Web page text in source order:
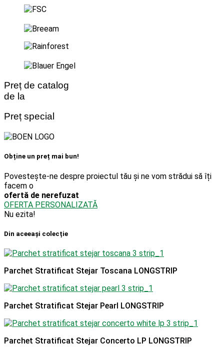
Preț de catalog
de la
Preț special
Obține un preț mai bun!
Povestește-ne despre proiectul tău și ne vom strădui să îți
facem o
ofertă de nerefuzat
OFERTA PERSONALIZATĂ
Nu ezita!
Din aceeași colecție
Parchet Stratificat Stejar Toscana LONGSTRIP
Parchet Stratificat Stejar Pearl LONGSTRIP
Parchet Stratificat Stejar Concerto LP LONGSTRIP